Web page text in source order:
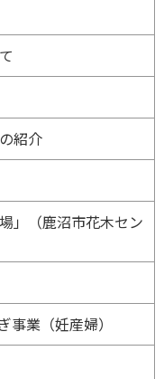
紹介
」（鹿沼市花木セン
業（妊産婦）